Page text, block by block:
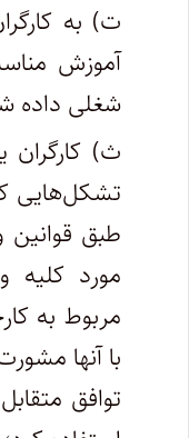
ت) به
آموزش
شغلی داده
ث) کارگران
تشکل‌هایی
طبق قوانین
مورد
مربوط به
با ‌آنها
توافق